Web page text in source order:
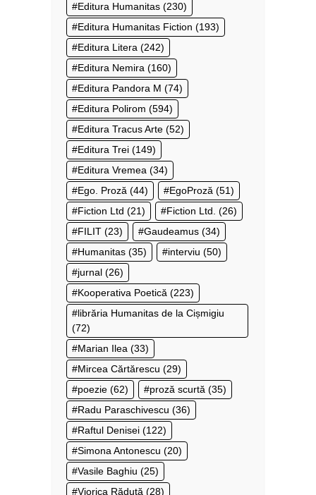
Editura Humanitas (230)
Editura Humanitas Fiction (193)
Editura Litera (242)
Editura Nemira (160)
Editura Pandora M (74)
Editura Polirom (594)
Editura Tracus Arte (52)
Editura Trei (149)
Editura Vremea (34)
Ego. Proză (44) EgoProză (51)
Fiction Ltd (21) Fiction Ltd. (26)
FILIT (23) Gaudeamus (34)
Humanitas (35) interviu (50)
jurnal (26)
Kooperativa Poetică (223)
librăria Humanitas de la Cișmigiu
(72)
Marian Ilea (33)
Mircea Cărtărescu (29)
poezie (62) proză scurtă (35)
Radu Paraschivescu (36)
Raftul Denisei (122)
Simona Antonescu (20)
Vasile Baghiu (25)
Viorica Răduţă (28)